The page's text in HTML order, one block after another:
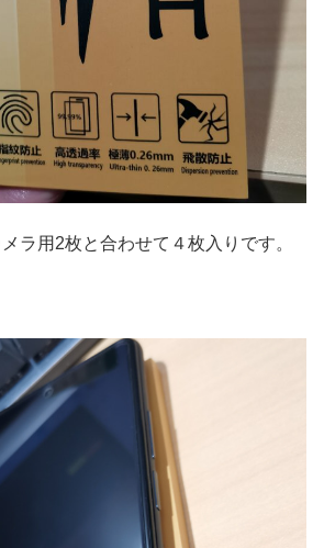
ラ用2枚と合わせて４枚入りです。